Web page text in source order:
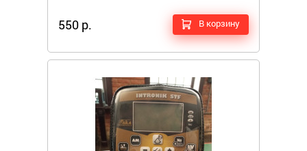
550 р. В корзину